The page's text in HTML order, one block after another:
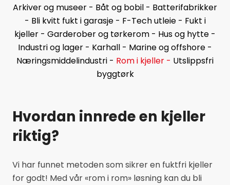
Arkiver og museer - Båt og bobil - Batterifabrikker
- Bli kvitt fukt i garasje - F-Tech utleie - Fukt i
kjeller - Garderober og tørkerom - Hus og hytte -
Industri og lager - Karhall - Marine og offshore -
Næringsmiddelindustri - Rom i kjeller - Utslippsfri
byggtørk
Hvordan innrede en kjeller
riktig?
Vi har funnet metoden som sikrer en fuktfri kjeller
for godt! Med vår «rom i rom» løsning kan du bli